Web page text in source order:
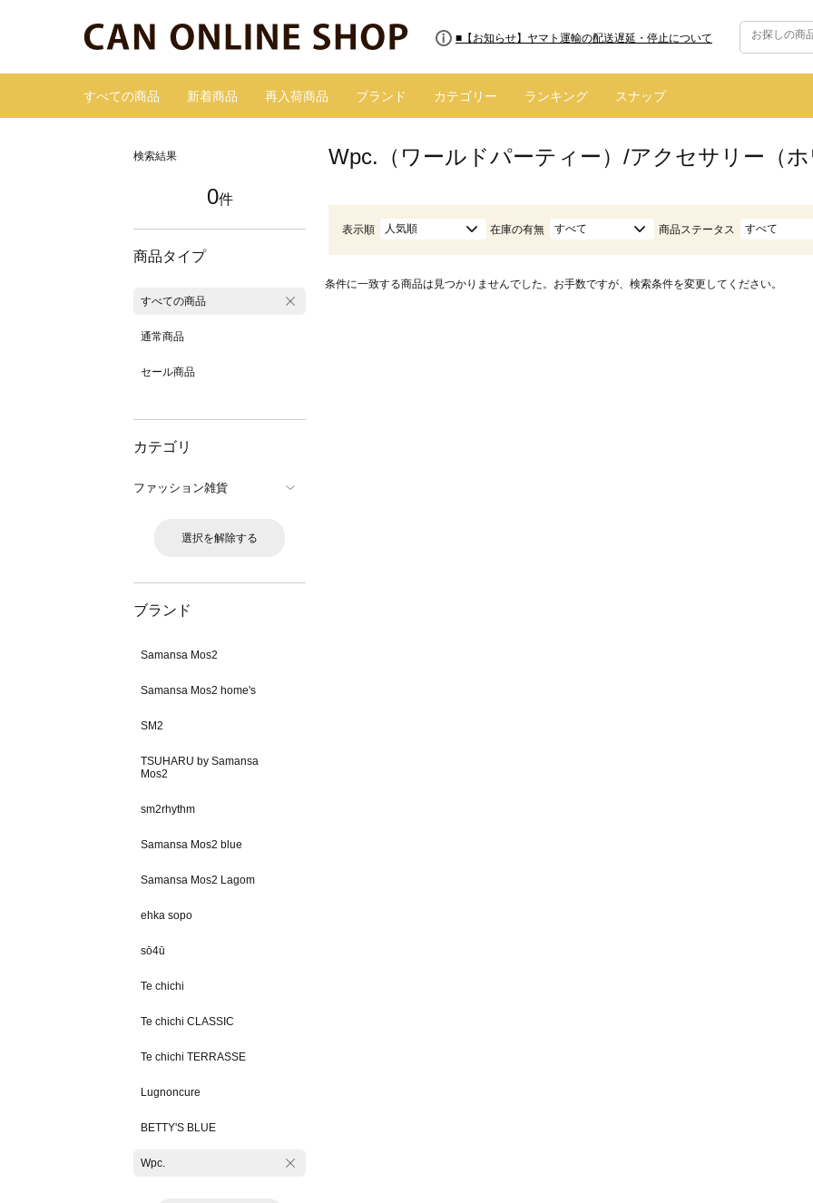
■8/13(木)AM2:00～サイトメンテナンス実施のお知らせ
■【お知らせ】ヤマト運輸の配送遅延・停止について
すべての商品 新着商品 再入荷商品 ブランド カテゴリー ランキング スナップ
検索結果
0件
商品タイプ
すべての商品
通常商品
セール商品
カテゴリ
ファッション雑貨
選択を解除する
ブランド
Samansa Mos2
Samansa Mos2 home's
SM2
TSUHARU by Samansa
Mos2
sm2rhythm
Samansa Mos2 blue
Samansa Mos2 Lagom
ehka sopo
sō4ū
Te chichi
Te chichi CLASSIC
Te chichi TERRASSE
Lugnoncure
BETTY'S BLUE
Wpc.
Wpc.（ワールドパーティー）/アクセサリー（ホ
表示順 人気順 在庫の有無 すべて 商品ステータス すべて
条件に一致する商品は見つかりませんでした。お手数ですが、検索条件を変更してください。